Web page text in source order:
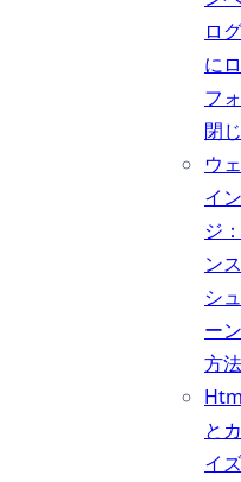
ロ
に
フ
閉
ウ
イ
ジ
ン
シ
ー
方法
と
イズ